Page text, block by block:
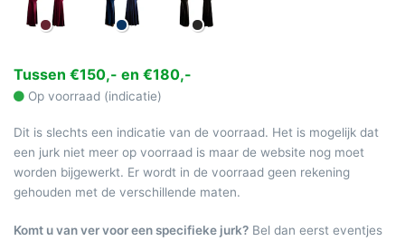
Tussen €150,- en €180,-
Op voorraad (indicatie)
Dit is slechts een indicatie van de voorraad. Het is mogelijk dat
een jurk niet meer op voorraad is maar de website nog moet
worden bijgewerkt. Er wordt in de voorraad geen rekening
gehouden met de verschillende maten.
Komt u van ver voor een specifieke jurk? Bel dan eerst eventjes